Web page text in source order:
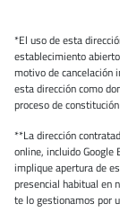
*El uso de esta
establecimiento
motivo de cancelación
esta dirección como
proceso de
**La dirección
online, incluido
implique apertura de
presencial habitual en
te lo gestionamos por